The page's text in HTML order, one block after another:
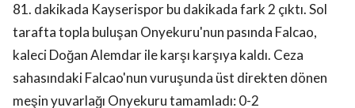
81. dakikada Kayserispor bu dakikada fark 2 çıktı. Sol
tarafta topla buluşan Onyekuru'nun pasında Falcao,
kaleci Doğan Alemdar ile karşı karşıya kaldı. Ceza
sahasındaki Falcao'nun vuruşunda üst direkten dönen
meşin yuvarlağı Onyekuru tamamladı: 0-2